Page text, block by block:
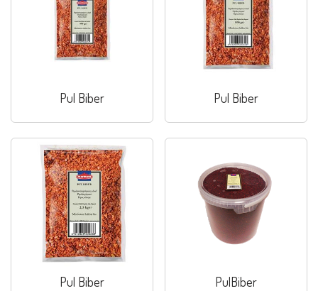
Pul Biber Pul Biber
Pul Biber PulBiber